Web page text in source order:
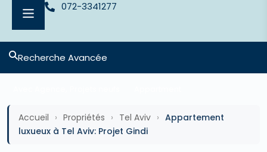
072-3341277
Recherche Avancée
Accueil › Propriétés › Tel Aviv › Appartement
luxueux à Tel Aviv: Projet Gindi